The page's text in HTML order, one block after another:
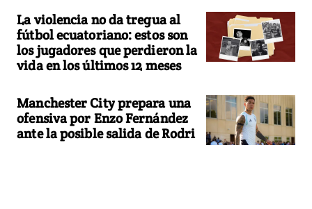
La violencia no da tregua al
fútbol ecuatoriano: estos son
los jugadores que perdieron la
vida en los últimos 12 meses
Manchester City prepara una
ofensiva por Enzo Fernández
ante la posible salida de Rodri